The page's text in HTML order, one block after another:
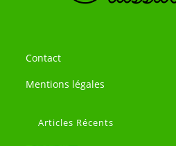
Contact
Mentions légales
Articles Récents